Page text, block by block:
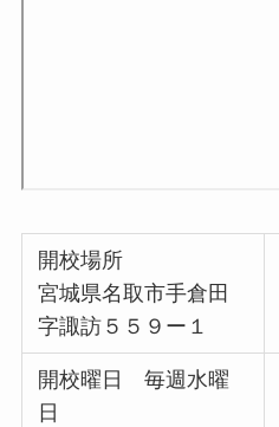
開校場所
宮城県名取市手倉田
字諏訪５５９ー１
開校曜日 毎週水曜
日